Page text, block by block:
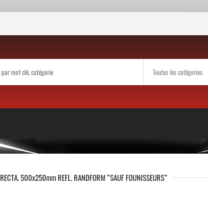
500x250mm REFL. RANDFORM “SAUF FOUNISSEURS”